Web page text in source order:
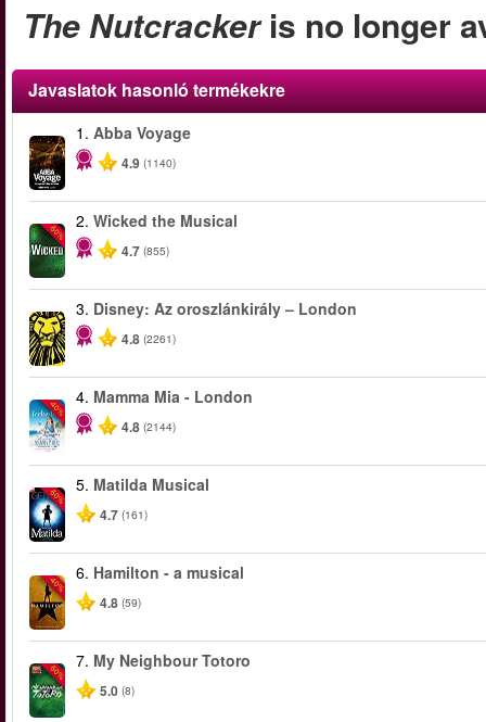
The Nutcrackeris no longer
Javaslatok hasonló termékekre
1. Abba Voyage
4.9 (1140)
-50%
2. Wicked the Musical
4.7 (855)
3. Disney: Az oroszlánkirály – London
4.8 (2261)
-40%
4. Mamma Mia - London
4.8 (2144)
-50%
5. Matilda Musical
4.7 (161)
-40%
6. Hamilton - a musical
4.8 (59)
-50%
7. My Neighbour Totoro
5.0 (8)